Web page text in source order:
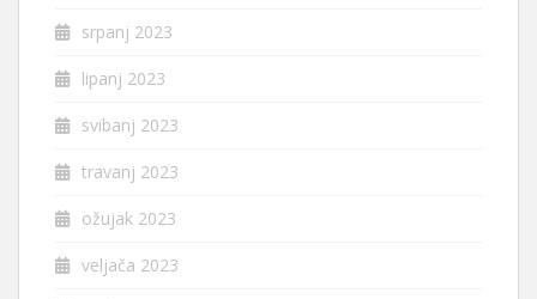
srpanj 2023
lipanj 2023
svibanj 2023
travanj 2023
ožujak 2023
veljača 2023